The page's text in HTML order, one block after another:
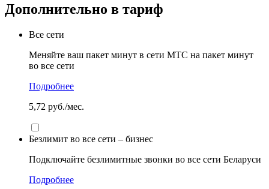
Дополнительно в тариф
Все сети
Меняйте ваш пакет минут в сети МТС на пакет минут
во все сети
Подробнее
5,72 руб./мес.
Безлимит во все сети – бизнес
Подключайте безлимитные звонки во все сети Беларуси
Подробнее